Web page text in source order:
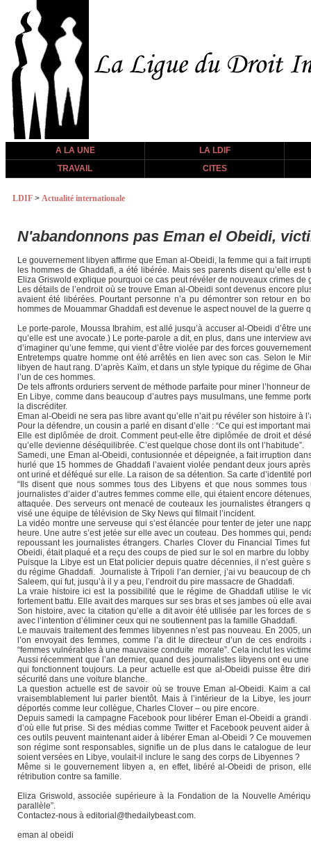
A LA UNE
LA LDIF
TRAVAIL
CITES
LDIF > Actualité internationale
N'abandonnons pas Eman el Obeidi,
Le gouvernement libyen affirme que Eman al-Obeidi, la femme qui a fait
les hommes de Ghaddafi, a été libérée. Mais ses parents disent qu’elle
Eliza Griswold explique pourquoi ce cas peut révéler de nouveaux crimes de
Les détails de l’endroit où se trouve Eman al-Obeidi sont devenus encore
avaient été libérées. Pourtant personne n’a pu démontrer son retour en
hommes de Mouammar Ghaddafi est devenue le aspect nouvel de la guerre
Le porte-parole, Moussa Ibrahim, est allé jusqu’à accuser al-Obeidi d’être
qu’elle est une avocate.) Le porte-parole a dit, en plus, dans une interview
d’imaginer qu’une femme, qui vient d’être violée par des forces
Entretemps quatre homme ont été arrêtés en lien avec son cas. Selon le
libyen de haut rang. D’après Kaïm, et dans un style typique du régime de
l’un de ces hommes.
De tels affronts orduriers servent de méthode parfaite pour miner l’honneur
En Libye, comme dans beaucoup d’autres pays musulmans, une femme
la discréditer.
Eman al-Obeidi ne sera pas libre avant qu’elle n’ait pu révéler son histoire à
Pour la défendre, un cousin a parlé en disant d’elle : “Ce qui est important
Elle est diplômée de droit. Comment peut-elle être diplômée de droit et
qu’elle devienne déséquilibrée. C’est quelque chose dont ils ont l’habitude”.
Samedi, une Eman al-Obeidi, contusionnée et dépeignée, a fait irruption
hurlé que 15 hommes de Ghaddafi l’avaient violée pendant deux jours
ont uriné et déféqué sur elle. La raison de sa détention. Sa carte d’identité
“Ils disent que nous sommes tous des Libyens et que nous sommes
journalistes d’aider d’autres femmes comme elle, qui étaient encore
attaquée. Des serveurs ont menacé de couteaux les journalistes étrangers
visé une équipe de télévision de Sky News qui filmait l’incident.
La vidéo montre une serveuse qui s’est élancée pour tenter de jeter une
heure. Une autre s’est jetée sur elle avec un couteau. Des hommes qui,
repoussant les journalistes étrangers. Charles Clover du Financial Times
Obeidi, était plaqué et a reçu des coups de pied sur le sol en marbre du
Puisque la Libye est un Etat policier depuis quatre décennies, il n’est
du régime Ghaddafi. Journaliste à Tripoli l’an dernier, j’ai vu beaucoup de
Saleem, qui fut, jusqu’à il y a peu, l’endroit du pire massacre de Ghaddafi.
La vraie histoire ici est la possibilité que le régime de Ghaddafi utilise le
fortement battu. Elle avait des marques sur ses bras et ses jambes où elle
Son histoire, avec la citation qu’elle a dit avoir été utilisée par les forces de
avec l’intention d’éliminer ceux qui ne soutiennent pas la famille Ghaddafi.
Le mauvais traitement des femmes libyennes n’est pas nouveau. En 2005,
l’on envoyait des femmes, comme l’a dit le directeur d’un de ces
“femmes vulnérables à une mauvaise conduite morale”. Cela inclut les
Aussi récemment que l’an dernier, quand des journalistes libyens ont eu
qui fonctionnent toujours. La peur actuelle est que al-Obeidi puisse être
sécurité dans une voiture blanche.
La question actuelle est de savoir où se trouve Eman al-Obeidi. Kaim a
vraisemblablement lui parler bientôt. Mais à l’intérieur de la Libye, les
déportés comme leur collègue, Charles Clover – ou pire encore.
Depuis samedi la campagne Facebook pour libérer Eman el-Obeidi a
d’où elle fut prise. Si des médias comme Twitter et Facebook peuvent
ces outils peuvent maintenant aider à libérer Eman al-Obeidi ? Ce
son régime sont responsables, signifie un de plus dans le catalogue de
soient versées en Libye, voulait-il inclure le sang des corps de Libyennes ?
Même si le gouvernement libyen a, en effet, libéré al-Obeidi de prison,
rétribution contre sa famille.
Eliza Griswold, associée supérieure à la Fondation de la Nouvelle
parallèle”.
Contactez-nous à editorial@thedailybeast.com.
eman al obeidi